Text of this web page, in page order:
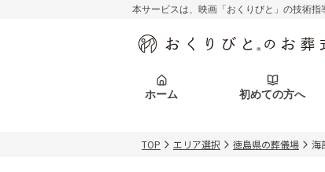
本サービスは、映画「おくりびと」の技術指
ホーム 初めての方へ
初めての方へ 初めて
関東エリア 東京都
お客様の声 ご葬儀
葬儀の知識 葬儀の
初めての方へ 初めての
会社を知る スタッ
関東エリア 東京都
北海道エリア 札幌市
お客様の声 ご葬儀
葬儀の知識 葬儀の
TOP エリア選択 徳島県の葬儀場 海